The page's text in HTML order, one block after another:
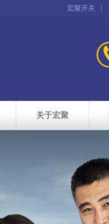
宏聚开关
关于宏聚